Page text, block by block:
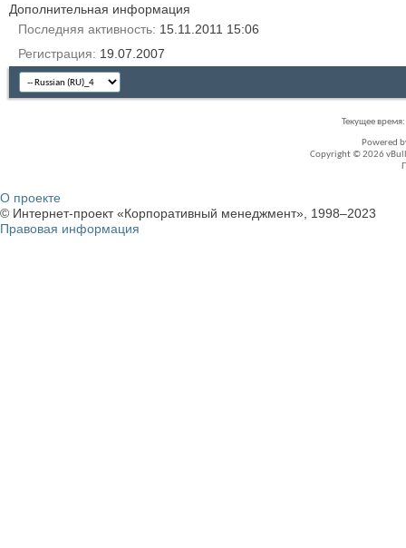
Дополнительная информация
Последняя активность 15.11.2011 15:06
Регистрация
19.07.2007
Текущее время:
Powered
Copyright © 2026
О проекте
© Интернет-проект «Корпоративный менеджмент», 1998–2023
Правовая информация